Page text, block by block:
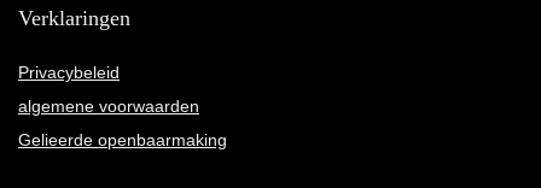
Verklaringen
Privacybeleid
algemene voorwaarden
Gelieerde openbaarmaking